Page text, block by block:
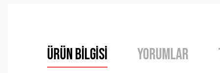
Ürün Bilgisi Yorumlar